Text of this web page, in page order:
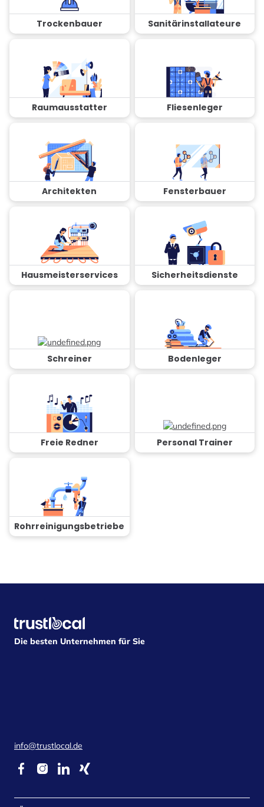
Trockenbauer Sanitärinstallateure
Raumausstatter Fliesenleger
Architekten Fensterbauer
Hausmeisterservices Sicherheitsdienste
Schreiner Bodenleger
Freie Redner Personal Trainer
Rohrreinigungsbetriebe
Die besten Unternehmen für Sie
info@trustlocal.de